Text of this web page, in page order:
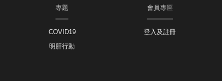
專題
COVID19
明肝行動
會員專區
登入及註冊